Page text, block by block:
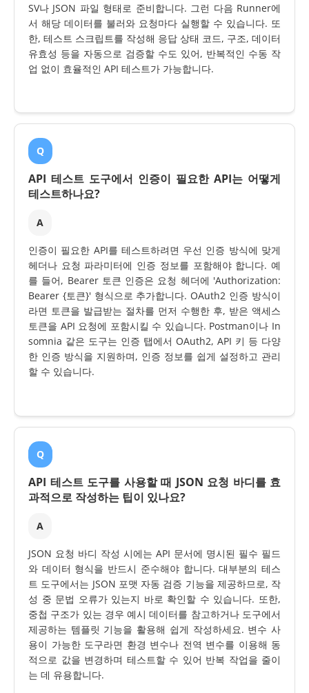
SV나 JSON 파일 형태로 준비합니다. 그런 다음 Runner에
서 해당 데이터를 불러와 요청마다 실행할 수 있습니다. 또
한, 테스트 스크립트를 작성해 응답 상태 코드, 구조, 데이터
유효성 등을 자동으로 검증할 수도 있어, 반복적인 수동 작
업 없이 효율적인 API 테스트가 가능합니다.
Q
API 테스트 도구에서 인증이 필요한 API는 어떻게
테스트하나요?
A
인증이 필요한 API를 테스트하려면 우선 인증 방식에 맞게
헤더나 요청 파라미터에 인증 정보를 포함해야 합니다. 예
를 들어, Bearer 토큰 인증은 요청 헤더에 'Authorization:
Bearer {토큰}' 형식으로 추가합니다. OAuth2 인증 방식이
라면 토큰을 발급받는 절차를 먼저 수행한 후, 받은 액세스
토큰을 API 요청에 포함시킬 수 있습니다. Postman이나 In
somnia 같은 도구는 인증 탭에서 OAuth2, API 키 등 다양
한 인증 방식을 지원하며, 인증 정보를 쉽게 설정하고 관리
할 수 있습니다.
Q
API 테스트 도구를 사용할 때 JSON 요청 바디를 효
과적으로 작성하는 팁이 있나요?
A
JSON 요청 바디 작성 시에는 API 문서에 명시된 필수 필드
와 데이터 형식을 반드시 준수해야 합니다. 대부분의 테스
트 도구에서는 JSON 포맷 자동 검증 기능을 제공하므로, 작
성 중 문법 오류가 있는지 바로 확인할 수 있습니다. 또한,
중첩 구조가 있는 경우 예시 데이터를 참고하거나 도구에서
제공하는 템플릿 기능을 활용해 쉽게 작성하세요. 변수 사
용이 가능한 도구라면 환경 변수나 전역 변수를 이용해 동
적으로 값을 변경하며 테스트할 수 있어 반복 작업을 줄이
는 데 유용합니다.